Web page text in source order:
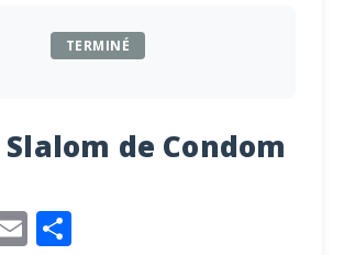
TERMINÉ
de Condom
Email